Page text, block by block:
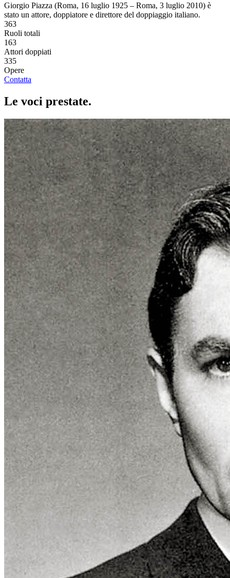
Giorgio Piazza (Roma, 16 luglio 1925 – Roma, 3 luglio 2010) è
stato un attore, doppiatore e direttore del doppiaggio italiano.
363
Ruoli totali
163
Attori doppiati
335
Opere
Contatta
Le voci prestate.